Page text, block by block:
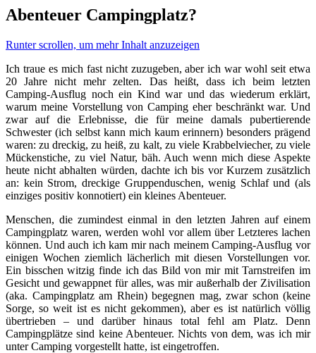
Abenteuer Campingplatz?
Runter scrollen, um mehr Inhalt anzuzeigen
Ich traue es mich fast nicht zuzugeben, aber ich war wohl seit etwa
20 Jahre nicht mehr zelten. Das heißt, dass ich beim letzten
Camping-Ausflug noch ein Kind war und das wiederum erklärt,
warum meine Vorstellung von Camping eher beschränkt war. Und
zwar auf die Erlebnisse, die für meine damals pubertierende
Schwester (ich selbst kann mich kaum erinnern) besonders prägend
waren: zu dreckig, zu heiß, zu kalt, zu viele Krabbelviecher, zu viele
Mückenstiche, zu viel Natur, bäh. Auch wenn mich diese Aspekte
heute nicht abhalten würden, dachte ich bis vor Kurzem zusätzlich
an: kein Strom, dreckige Gruppenduschen, wenig Schlaf und (als
einziges positiv konnotiert) ein kleines Abenteuer.
Menschen, die zumindest einmal in den letzten Jahren auf einem
Campingplatz waren, werden wohl vor allem über Letzteres lachen
können. Und auch ich kam mir nach meinem Camping-Ausflug vor
einigen Wochen ziemlich lächerlich mit diesen Vorstellungen vor.
Ein bisschen witzig finde ich das Bild von mir mit Tarnstreifen im
Gesicht und gewappnet für alles, was mir außerhalb der Zivilisation
(aka. Campingplatz am Rhein) begegnen mag, zwar schon (keine
Sorge, so weit ist es nicht gekommen), aber es ist natürlich völlig
übertrieben – und darüber hinaus total fehl am Platz. Denn
Campingplätze sind keine Abenteuer. Nichts von dem, was ich mir
unter Camping vorgestellt hatte, ist eingetroffen.